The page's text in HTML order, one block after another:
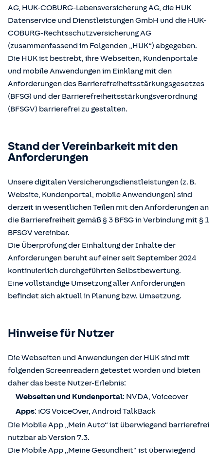
AG, HUK-COBURG-Lebensversicherung AG, die HUK
Datenservice und Dienstleistungen GmbH und die HUK-
COBURG-Rechtsschutzversicherung AG
(zusammenfassend im Folgenden „HUK“) abgegeben.
Die HUK ist bestrebt, ihre Webseiten, Kundenportale
und mobile Anwendungen im Einklang mit den
Anforderungen des Barrierefreiheitsstärkungsgesetzes
(BFSG) und der Barrierefreiheitsstärkungsverordnung
(BFSGV) barrierefrei zu gestalten.
Stand der Vereinbarkeit mit den
Anforderungen
Unsere digitalen Versicherungsdienstleistungen (z. B.
Website, Kundenportal, mobile Anwendungen) sind
derzeit in wesentlichen Teilen mit den Anforderungen an
die Barrierefreiheit gemäß § 3 BFSG in Verbindung mit § 1
BFSGV vereinbar.
Die Überprüfung der Einhaltung der Inhalte der
Anforderungen beruht auf einer seit September 2024
kontinuierlich durchgeführten Selbstbewertung.
Eine vollständige Umsetzung aller Anforderungen
befindet sich aktuell in Planung bzw. Umsetzung.
Hinweise für Nutzer
Die Webseiten und Anwendungen der HUK sind mit
folgenden Screenreadern getestet worden und bieten
daher das beste Nutzer-Erlebnis:
Webseiten und Kundenportal: NVDA, Voiceover
Apps: iOS VoiceOver, Android TalkBack
Die Mobile App „Mein Auto“ ist überwiegend barrierefrei
nutzbar ab Version 7.3.
Die Mobile App „Meine Gesundheit“ ist überwiegend